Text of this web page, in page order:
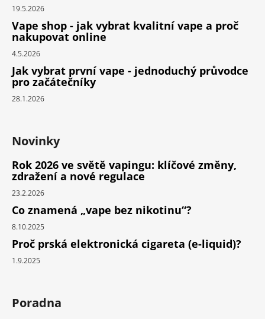
19.5.2026
Vape shop - jak vybrat kvalitní vape a proč
nakupovat online
4.5.2026
Jak vybrat první vape - jednoduchý průvodce
pro začátečníky
28.1.2026
Novinky
Rok 2026 ve světě vapingu: klíčové změny,
zdražení a nové regulace
23.2.2026
Co znamená „vape bez nikotinu“?
8.10.2025
Proč prská elektronická cigareta (e-liquid)?
1.9.2025
Poradna